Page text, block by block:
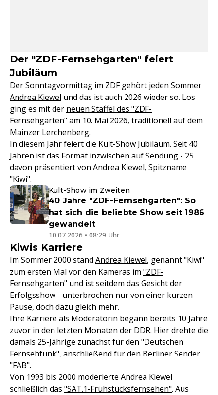
Der "ZDF-Fernsehgarten" feiert
Jubiläum
Der Sonntagvormittag im ZDFgehört jeden Sommer
Andrea Kiewel und das ist auch 2026 wieder so. Los
ging es mit der neuen Staffel des "ZDF-
Fernsehgarten" am 10. Mai 2026, traditionell auf dem
Mainzer Lerchenberg.
In diesem Jahr feiert die Kult-Show Jubiläum. Seit 40
Jahren ist das Format inzwischen auf Sendung - 25
davon präsentiert von Andrea Kiewel, Spitzname
"Kiwi".
Kult-Show im Zweiten
40 Jahre "ZDF-Fernsehgarten": So
hat sich die beliebte Show seit 1986
gewandelt
10.07.2026 • 08:29 Uhr
Kiwis Karriere
Im Sommer 2000 stand Andrea Kiewel, genannt "Kiwi"
zum ersten Mal vor den Kameras im "ZDF-
Fernsehgarten" und ist seitdem das Gesicht der
Erfolgsshow - unterbrochen nur von einer kurzen
Pause, doch dazu gleich mehr.
Ihre Karriere als Moderatorin begann bereits 10 Jahre
zuvor in den letzten Monaten der DDR. Hier drehte die
damals 25-Jährige zunächst für den "Deutschen
Fernsehfunk", anschließend für den Berliner Sender
"FAB".
Von 1993 bis 2000 moderierte Andrea Kiewel
schließlich das "SAT.1-Frühstücksfernsehen". Aus